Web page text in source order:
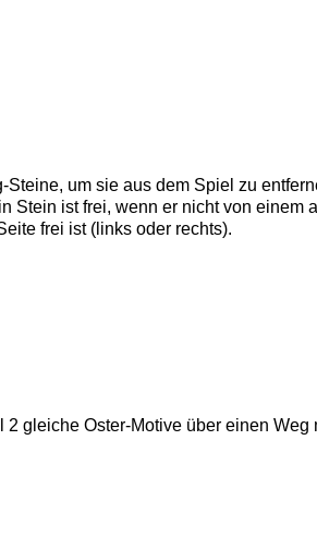
um sie aus dem Spiel zu
Stein ist frei, wenn er nicht von einem
frei ist (links oder rechts).
gleiche Oster-Motive über einen Weg